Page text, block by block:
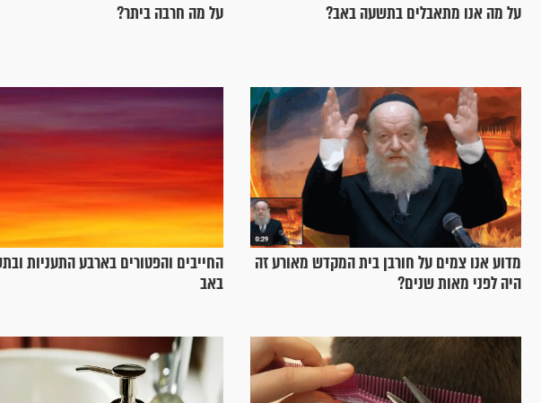
על מה אנו מתאבלים בתשעה באב? על מה חרבה ביתר?
מדוע אנו צמים על חורבן בית המקדש מאורע זה
היה לפני מאות שנים?
החייבים והפטורים בארבע התעניות
באב